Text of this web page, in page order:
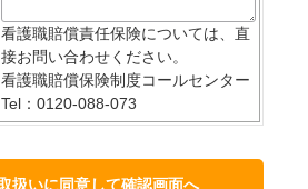
看護職賠償責任保険については、直
接お問い合わせください。
看護職賠償保険制度コールセンター
Tel：0120-088-073